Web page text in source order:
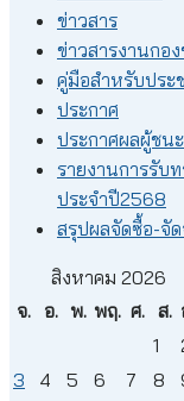
ข่าวสาร
ข่าวสารงานกอง
คู่มือสำหรับประ
ประกาศ
ประกาศผลผู้ชน
รายงานการรับ
ประจำปี2568
สรุปผลจัดซื้อ-จัด
สิงหาคม 2026
จ. อ. พ. พฤ. ศ. ส.
1
3
4 5 6 7 8